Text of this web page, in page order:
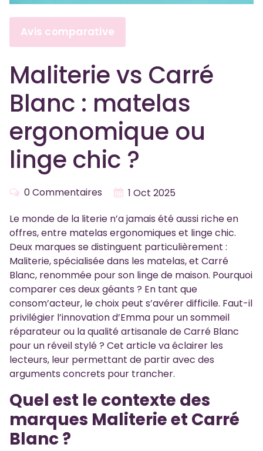
Avis comparative
Maliterie vs Carré
Blanc : matelas
ergonomique ou
linge chic ?
0 Commentaires
1 Oct 2025
Le monde de la literie n’a jamais été aussi riche en
offres, entre matelas ergonomiques et linge chic.
Deux marques se distinguent particulièrement :
Maliterie, spécialisée dans les matelas, et Carré
Blanc, renommée pour son linge de maison. Pourquoi
comparer ces deux géants ? En tant que
consom’acteur, le choix peut s’avérer difficile. Faut-il
privilégier l’innovation d’Emma pour un sommeil
réparateur ou la qualité artisanale de Carré Blanc
pour un réveil stylé ? Cet article va éclairer les
lecteurs, leur permettant de partir avec des
arguments concrets pour trancher.
Quel est le contexte des
marques Maliterie et Carré
Blanc ?